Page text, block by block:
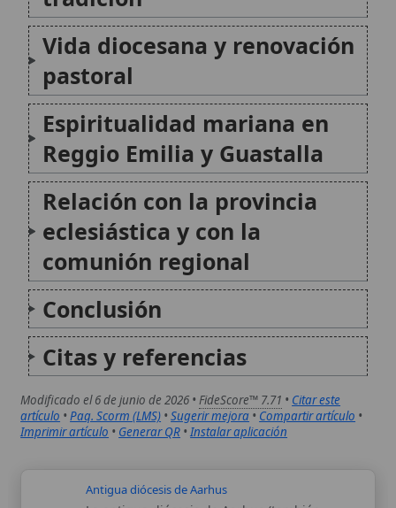
Conclusión
Citas y referencias
Modificado el 6 de junio de 2026 •FideScore™ 7.71•Citar este
artículo•Paq. Scorm (LMS) • Sugerir mejora•Compartir artículo•
Imprimir artículo•Generar QR•Instalar aplicación
Antigua diócesis de Aarhus
La antigua diócesis de Aarhus (también
citada como Arusia o Arusiensis) fue una
sede eclesiástica medieval de la Iglesia en
Dinamarca, vinculada al desarrollo del
cristianismo en la región de Jutlandia. Su
historia reúne hitos de evangelización, la
organización territorial...
Antigua diócesis de Bergen
La antigua diócesis de Bergen fue una
circunscripción eclesiástica católica de la
portuaria de Bergen. Su historia se
caracteriza por la consolidación de su
condición de sede episcopal, la celebración
de múltiples concilios provinciales...
Autor:Comité editorial